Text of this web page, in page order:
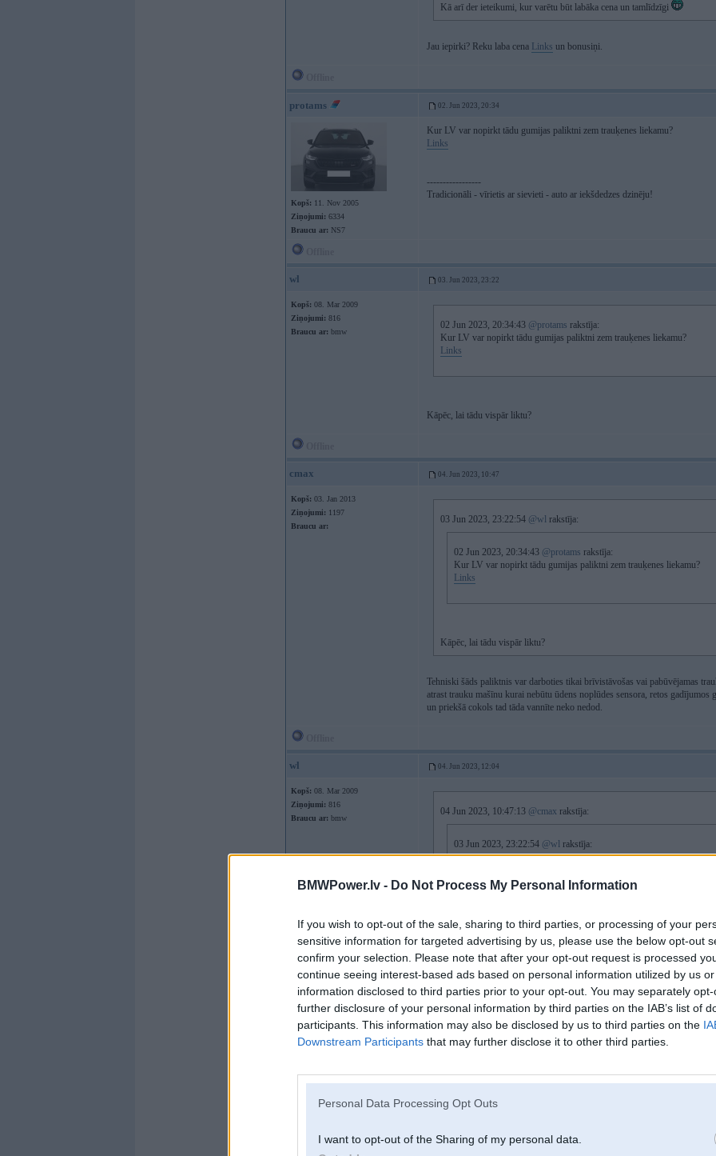
BMWPower.lv - Do Not Process My Personal Information
If you wish to opt-out of the sale, sharing to third parties, or processing of your
sensitive information for targeted advertising by us, please use the below opt-out
confirm your selection. Please note that after your opt-out request is processed
continue seeing interest-based ads based on personal information utilized by us
information disclosed to third parties prior to your opt-out. You may separately
further disclosure of your personal information by third parties on the IAB’s list of
participants. This information may also be disclosed by us to third parties on the
Downstream Participants that may further disclose it to other third parties.
Personal Data Processing Opt Outs
I want to opt-out of the Sharing of my personal data.
Kā arī der ieteikumi, kur varētu būt labāka cena un tamlīdzīgi
Jau iepirki? Reku laba cena Links un bonusiņi.
protams 02. Jun 2023, 20:34
Kopš: 11. Nov 2005
Ziņojumi: 6334
Braucu ar: NS7
Kur LV var nopirkt tādu gumijas paliktni zem trauķenes liekamu?
Links
-----------------
Tradicionāli - vīrietis ar sievieti - auto ar iekšdedzes dzinēju!
wl 03. Jun 2023, 23:22
Kopš: 08. Mar 2009
Ziņojumi: 816
Braucu ar: bmw
02 Jun 2023, 20:34:43 @protams rakstīja:
Kur LV var nopirkt tādu gumijas paliktni zem trauķenes liekamu?
Links
Kāpēc, lai tādu vispār liktu?
cmax 04. Jun 2023, 10:47
Kopš: 03. Jan 2013
Ziņojumi: 1197
Braucu ar:
03 Jun 2023, 23:22:54 @wl rakstīja:
02 Jun 2023, 20:34:43 @protams rakstīja:
Kur LV var nopirkt tādu gumijas paliktni zem trauķenes liekamu?
Links
Kāpēc, lai tādu vispār liktu?
Tehniski šāds paliktnis var darboties tikai brīvistāvošas vai pabūvējamas
atrast trauku mašīnu kurai nebūtu ūdens noplūdes sensora, retos
un priekšā cokols tad tāda vannīte neko nedod.
wl 04. Jun 2023, 12:04
Kopš: 08. Mar 2009
Ziņojumi: 816
Braucu ar: bmw
04 Jun 2023, 10:47:13 @cmax rakstīja:
03 Jun 2023, 23:22:54 @wl rakstīja:
Kur LV var nopirkt tādu gumijas paliktni zem trauķenes liekamu?
Kāpēc, lai tādu vispār liktu?
Tehniski šāds paliktnis var darboties tikai brīvistāvošas vai
grūti atrast trauku mašīnu kurai nebūtu ūdens noplūdes sensora, retos
mašīna iebūvēta un priekšā cokols tad tāda vannīte neko nedod.
Tieši tā - noplūdes gadījumā tāda vannīte nelīdzēs. Bet slīdēt trauku
Varbūt ir kāda cita nozīme…?
Offline